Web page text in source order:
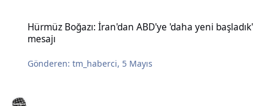
Hürmüz Boğazı: İran'dan ABD'ye 'daha yeni başladık'
mesajı
Gönderen:tm_haberci, 5 Mayıs